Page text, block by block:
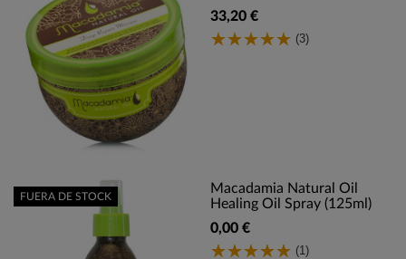
33,20 €
(3)
Macadamia Natural Oil
Healing Oil Spray (125ml)
0,00 €
(1)
FUERA DE STOCK